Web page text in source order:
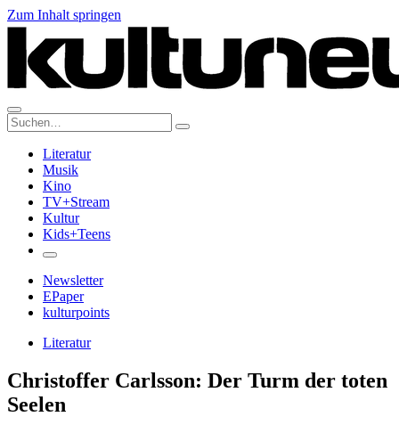
Zum Inhalt springen
Suche:
Literatur
Musik
Kino
TV+Stream
Kultur
Kids+Teens
Newsletter
EPaper
kulturpoints
Literatur
Christoffer Carlsson: Der Turm der toten
Seelen